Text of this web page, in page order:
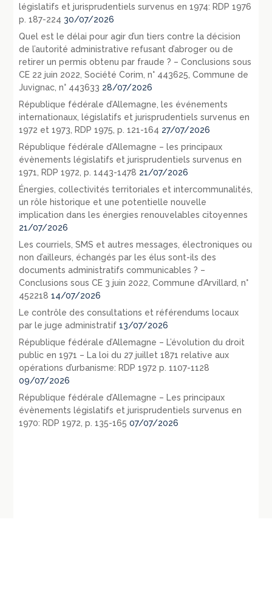
législatifs et jurisprudentiels survenus en 1974: RDP 1976
p. 187-224 30/07/2026
Quel est le délai pour agir d’un tiers contre la décision
de l’autorité administrative refusant d’abroger ou de
retirer un permis obtenu par fraude ? – Conclusions sous
CE 22 juin 2022, Société Corim, n° 443625, Commune de
Juvignac, n° 443633 28/07/2026
République fédérale d’Allemagne, les événements
internationaux, législatifs et jurisprudentiels survenus en
1972 et 1973, RDP 1975, p. 121-164 27/07/2026
République fédérale d’Allemagne – les principaux
évènements législatifs et jurisprudentiels survenus en
1971, RDP 1972, p. 1443-1478 21/07/2026
Énergies, collectivités territoriales et intercommunalités,
un rôle historique et une potentielle nouvelle
implication dans les énergies renouvelables citoyennes
21/07/2026
Les courriels, SMS et autres messages, électroniques ou
non d’ailleurs, échangés par les élus sont-ils des
documents administratifs communicables ? –
Conclusions sous CE 3 juin 2022, Commune d’Arvillard, n°
452218 14/07/2026
Le contrôle des consultations et référendums locaux
par le juge administratif 13/07/2026
République fédérale d’Allemagne – L’évolution du droit
public en 1971 – La loi du 27 juillet 1871 relative aux
opérations d’urbanisme: RDP 1972 p. 1107-1128
09/07/2026
République fédérale d’Allemagne – Les principaux
évènements législatifs et jurisprudentiels survenus en
1970: RDP 1972, p. 135-165 07/07/2026